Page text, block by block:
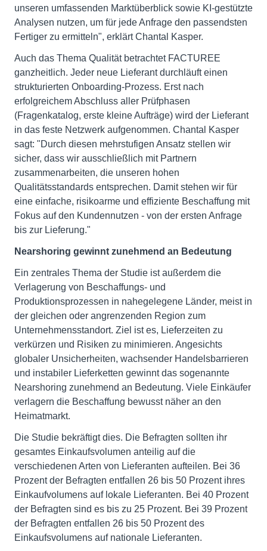
unseren umfassenden Marktüberblick sowie KI-gestützte
Analysen nutzen, um für jede Anfrage den passendsten
Fertiger zu ermitteln", erklärt Chantal Kasper.
Auch das Thema Qualität betrachtet FACTUREE
ganzheitlich. Jeder neue Lieferant durchläuft einen
strukturierten Onboarding-Prozess. Erst nach
erfolgreichem Abschluss aller Prüfphasen
(Fragenkatalog, erste kleine Aufträge) wird der Lieferant
in das feste Netzwerk aufgenommen. Chantal Kasper
sagt: "Durch diesen mehrstufigen Ansatz stellen wir
sicher, dass wir ausschließlich mit Partnern
zusammenarbeiten, die unseren hohen
Qualitätsstandards entsprechen. Damit stehen wir für
eine einfache, risikoarme und effiziente Beschaffung mit
Fokus auf den Kundennutzen - von der ersten Anfrage
bis zur Lieferung."
Nearshoring gewinnt zunehmend an Bedeutung
Ein zentrales Thema der Studie ist außerdem die
Verlagerung von Beschaffungs- und
Produktionsprozessen in nahegelegene Länder, meist in
der gleichen oder angrenzenden Region zum
Unternehmensstandort. Ziel ist es, Lieferzeiten zu
verkürzen und Risiken zu minimieren. Angesichts
globaler Unsicherheiten, wachsender Handelsbarrieren
und instabiler Lieferketten gewinnt das sogenannte
Nearshoring zunehmend an Bedeutung. Viele Einkäufer
verlagern die Beschaffung bewusst näher an den
Heimatmarkt.
Die Studie bekräftigt dies. Die Befragten sollten ihr
gesamtes Einkaufsvolumen anteilig auf die
verschiedenen Arten von Lieferanten aufteilen. Bei 36
Prozent der Befragten entfallen 26 bis 50 Prozent ihres
Einkaufvolumens auf lokale Lieferanten. Bei 40 Prozent
der Befragten sind es bis zu 25 Prozent. Bei 39 Prozent
der Befragten entfallen 26 bis 50 Prozent des
Einkaufsvolumens auf nationale Lieferanten.